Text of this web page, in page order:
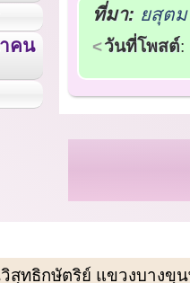
คน
ที่มา: ยสุต
วันที่โพสต์:
สุทธิกษัตริย์ แขวงบางขุ